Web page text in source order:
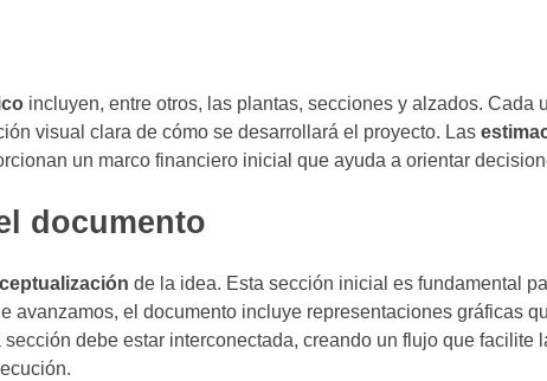
incluyen, entre otros, las plantas, secciones y alzados. Cada
visual clara de cómo se desarrollará el proyecto. Las
un marco financiero inicial que ayuda a orientar
documento
de la idea. Esta sección inicial es fundamental
avanzamos, el documento incluye representaciones gráficas
debe estar interconectada, creando un flujo que facilite